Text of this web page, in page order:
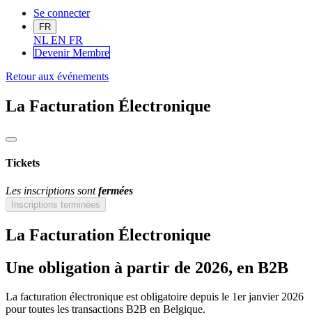
Se connecter
FR
NL EN FR
Devenir Membre
Retour aux événements
La Facturation Électronique
Tickets
Les inscriptions sontfermées
Inscriptions terminées
La Facturation Électronique
Une obligation à partir de 2026, en B2B
La facturation électronique est obligatoire depuis le 1er janvier 2026
pour toutes les transactions B2B en Belgique.